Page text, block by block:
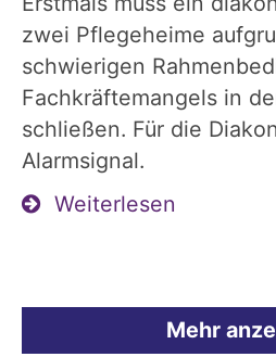
zwei Pflegeheime
schwierigen
Fachkräftemangels in
schließen. Für die
Alarmsignal.
Weiterlesen
Mehr